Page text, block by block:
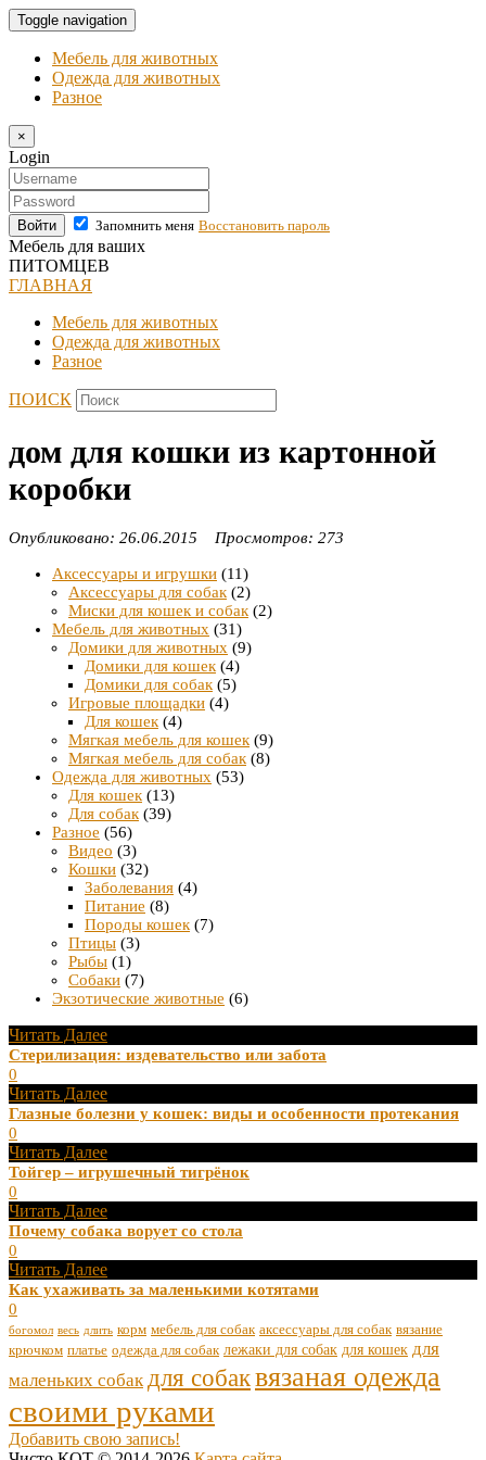
Toggle navigation
Мебель для животных
Одежда для животных
Разное
×
Login
Войти Запомнить меня Восстановить пароль
Мебель для ваших
ПИТОМЦЕВ
ГЛАВНАЯ
Мебель для животных
Одежда для животных
Разное
ПОИСК
дом для кошки из картонной
коробки
Опубликовано: 26.06.2015 Просмотров: 273
Аксессуары и игрушки (11)
Аксессуары для собак (2)
Миски для кошек и собак (2)
Мебель для животных (31)
Домики для животных (9)
Домики для кошек (4)
Домики для собак (5)
Игровые площадки (4)
Для кошек (4)
Мягкая мебель для кошек (9)
Мягкая мебель для собак (8)
Одежда для животных (53)
Для кошек (13)
Для собак (39)
Разное (56)
Видео (3)
Кошки (32)
Заболевания (4)
Питание (8)
Породы кошек (7)
Птицы (3)
Рыбы (1)
Собаки (7)
Экзотические животные (6)
Читать Далее
Стерилизация: издевательство или забота
0
Читать Далее
Глазные болезни у кошек: виды и особенности протекания
0
Читать Далее
Тойгер – игрушечный тигрёнок
0
Читать Далее
Почему собака ворует со стола
0
Читать Далее
Как ухаживать за маленькими котятами
0
богомол весь длить корм мебель для собак аксессуары для собак вязание
крючком платье одежда для собак лежаки для собак для кошек для
маленьких собак для собаквязаная одежда
своими руками
Добавить свою запись!